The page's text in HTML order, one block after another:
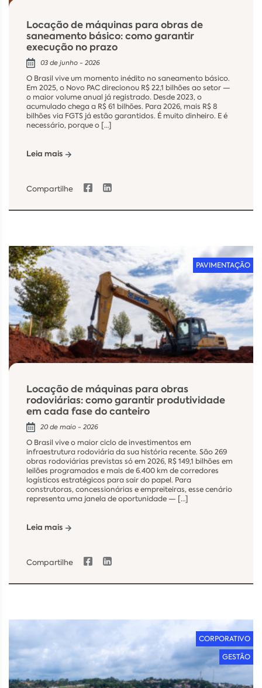
Locação de máquinas para obras de
saneamento básico: como garantir
execução no prazo
03 de junho - 2026
O Brasil vive um momento inédito no saneamento básico.
Em 2025, o Novo PAC direcionou R$ 22,1 bilhões ao setor —
o maior volume anual já registrado. Desde 2023, o
acumulado chega a R$ 61 bilhões. Para 2026, mais R$ 8
bilhões via FGTS já estão garantidos. É muito dinheiro. E é
necessário, porque o […]
Leia mais
Compartilhe
PAVIMENTAÇÃO
Locação de máquinas para obras
rodoviárias: como garantir produtividade
em cada fase do canteiro
20 de maio - 2026
O Brasil vive o maior ciclo de investimentos em
infraestrutura rodoviária da sua história recente. São 269
obras rodoviárias previstas só em 2026, R$ 149,1 bilhões em
leilões programados e mais de 6.400 km de corredores
logísticos estratégicos para sair do papel. Para
construtoras, concessionárias e empreiteiras, esse cenário
representa uma janela de oportunidade — […]
Leia mais
Compartilhe
CORPORATIVO
GESTÃO